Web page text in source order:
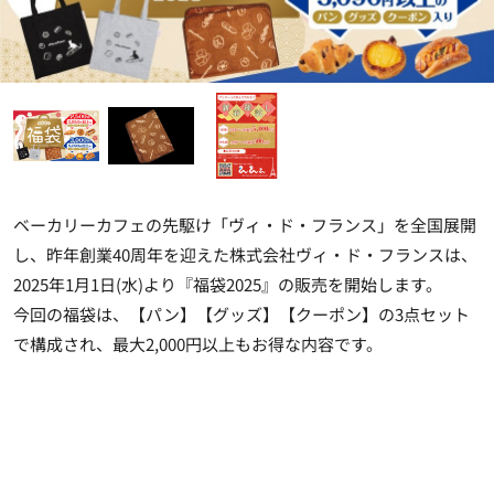
ベーカリーカフェの先駆け「ヴィ・ド・フランス」を全国展開
し、昨年創業40周年を迎えた株式会社ヴィ・ド・フランスは、
2025年1月1日(水)より『福袋2025』の販売を開始します。
今回の福袋は、【パン】【グッズ】【クーポン】の3点セット
で構成され、 最大2,000円以上もお得な内容です。